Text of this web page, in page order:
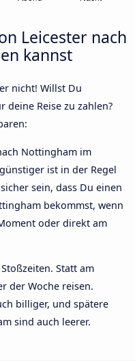
Leicester nach
kannst
nicht! Willst Du
deine Reise zu zahlen?
Nottingham im
ist in der Regel
sein, dass Du einen
bekommst, wenn
oder direkt am
Statt am
der Woche reisen.
billiger, und spätere
sind auch leerer.